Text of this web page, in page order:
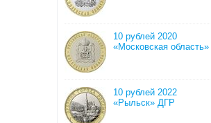
10 рублей 2020
«Московская область»
10 рублей 2022
«Рыльск» ДГР